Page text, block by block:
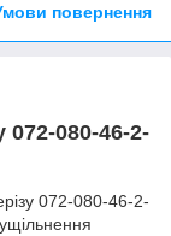
повернення
072-080-46-2-
072-080-46-2-